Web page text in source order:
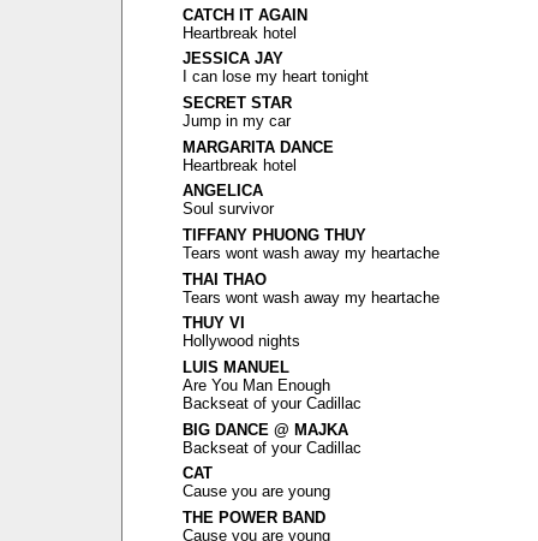
CATCH IT AGAIN
Heartbreak hotel
JESSICA JAY
I can lose my heart tonight
SECRET STAR
Jump in my car
MARGARITA DANCE
Heartbreak hotel
ANGELICA
Soul survivor
TIFFANY PHUONG THUY
Tears wont wash away my heartache
THAI THAO
Tears wont wash away my heartache
THUY VI
Hollywood nights
LUIS MANUEL
Are You Man Enough
Backseat of your Cadillac
BIG DANCE @ MAJKA
Backseat of your Cadillac
CAT
Cause you are young
THE POWER BAND
Cause you are young